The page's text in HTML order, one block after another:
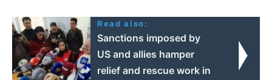
Read also:
Sanctions imposed by
US and allies hamper
relief and rescue work in